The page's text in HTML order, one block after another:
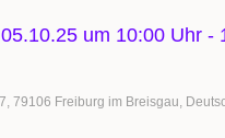
um 10:00 Uhr -
79106 Freiburg im Breisgau